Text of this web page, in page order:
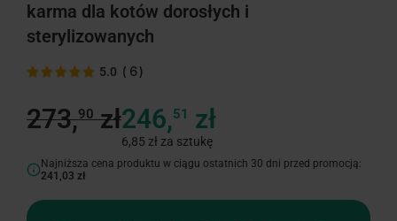
karma dla kotów dorosłych i
sterylizowanych
5.0 ( 6)
273,90zł246,51 zł
6,85 zł za sztukę
Najniższa cena produktu w ciągu ostatnich 30 dni przed promocją:
241,03 zł